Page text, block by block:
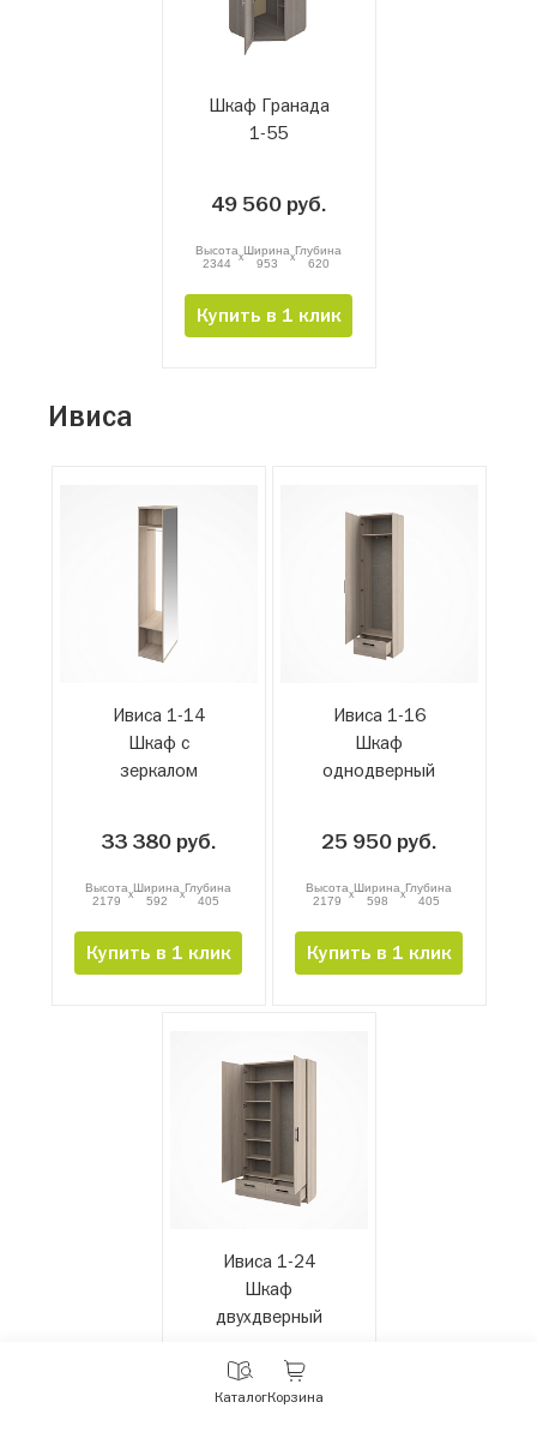
Шкаф Гранада
1-55
49 560 руб.
Высота
2344
xШирина
953
xГлубина
620
Купить в 1 клик
Ивиса
Ивиса 1-14
Шкаф с
зеркалом
33 380 руб.
Высота
2179
xШирина
592
xГлубина
405
Купить в 1 клик
Ивиса 1-16
Шкаф
однодверный
25 950 руб.
Высота
2179
xШирина
598
xГлубина
405
Купить в 1 клик
Ивиса 1-24
Шкаф
двухдверный
49 480 руб.
КаталогКорзина